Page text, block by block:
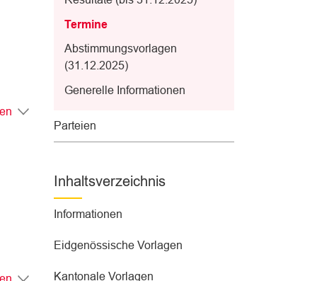
Termine
(
a
s
e
h
l
t
Abstimmungsvorlagen
(31.12.2025)
Generelle Informationen
Parteien
Inhaltsverzeichnis
Informationen
Eidgenössische Vorlagen
Kantonale Vorlagen